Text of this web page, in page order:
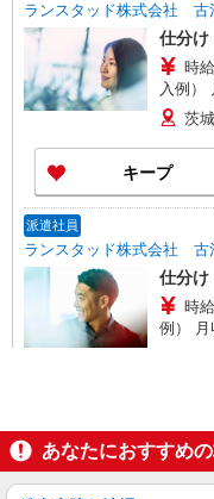
ランスタッド株式会社 古
仕分け
時
入例）
日勤務
／当社
茨
キープ
派遣社員
ランスタッド株式会社 古
仕分け
時
例） 月
途支
茨
「道
キープ
アルバイト パート
あなたにおすすめ